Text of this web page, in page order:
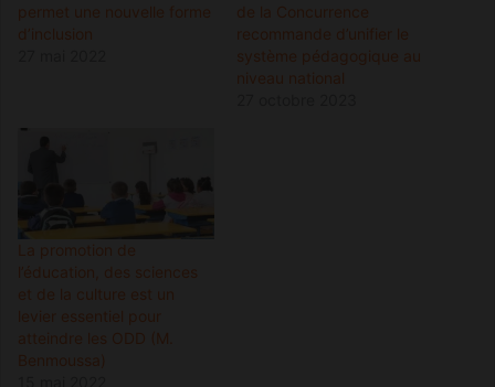
permet une nouvelle forme
d’inclusion
de la Concurrence
recommande d’unifier le
système pédagogique au
niveau national
La promotion de
l’éducation, des sciences
et de la culture est un
levier essentiel pour
atteindre les ODD (M.
Benmoussa)